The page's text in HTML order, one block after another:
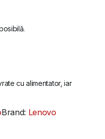
cu alimentator, iar
Brand: Lenovo